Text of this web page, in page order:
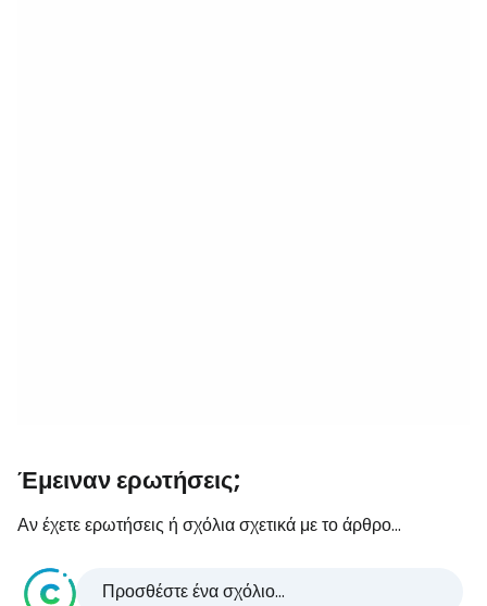
Έμειναν ερωτήσεις;
Αν έχετε ερωτήσεις ή σχόλια σχετικά με το άρθρο...
Προσθέστε ένα σχόλιο...